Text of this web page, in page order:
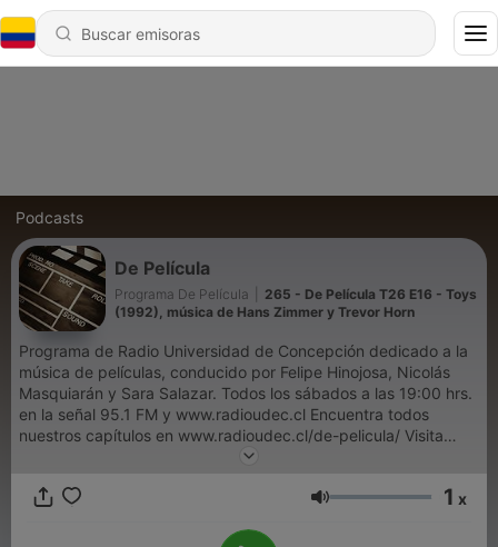
Podcasts
De Película
Programa De Película
265 - De Película T26 E16 - Toys
(1992), música de Hans Zimmer y Trevor Horn
Programa de Radio Universidad de Concepción dedicado a la
música de películas, conducido por Felipe Hinojosa, Nicolás
Masquiarán y Sara Salazar. Todos los sábados a las 19:00 hrs.
en la señal 95.1 FM y www.radioudec.cl Encuentra todos
nuestros capítulos en www.radioudec.cl/de-pelicula/ Visita
nuestras RRSS: https://linktr.ee/programadepelicula
Volumen 1 x